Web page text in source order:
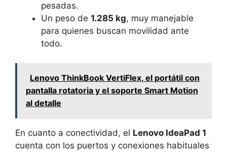
pesadas.
Un peso de 1.285 kg, muy manejable
para quienes buscan movilidad ante
todo.
Lenovo ThinkBook VertiFlex, el portátil con
pantalla rotatoria y el soporte Smart Motion
al detalle
En cuanto a conectividad, el Lenovo IdeaPad 1
cuenta con los puertos y conexiones habituales